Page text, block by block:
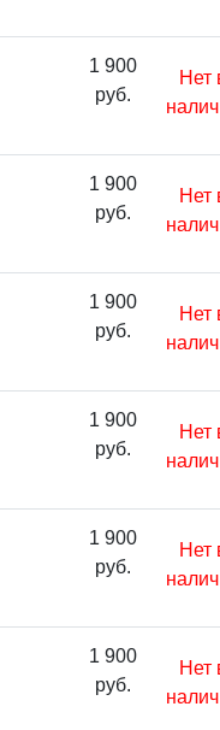
1 900
руб.
Нет
1 900
руб.
Нет
1 900
руб.
Нет
1 900
руб.
Нет
1 900
руб.
Нет
1 900
руб.
Нет